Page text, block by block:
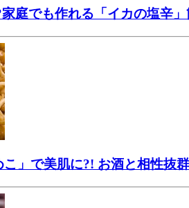
庭でも作れる「イカの塩辛
」で美肌に?! お酒と相性抜